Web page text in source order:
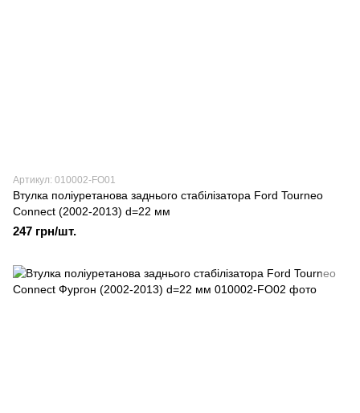
Артикул: 010002-FO01
Втулка поліуретанова заднього стабілізатора Ford Tourneo
Connect (2002-2013) d=22 мм
247 грн/шт.